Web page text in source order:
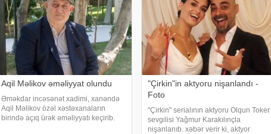
Aqil Məlikov əməliyyat olundu
Əməkdar incəsənət xadimi, xanəndə
Aqil Məlikov özəl xəstəxanaların
birində açıq ürək əməliyyatı keçirib.
"Çirkin"in aktyoru nişanlandı -
Foto
"Çirkin" serialının aktyoru Olqun Toker
sevgilisi Yağmur Karakılınçla
nişanlanıb. xəbər verir ki, aktyor